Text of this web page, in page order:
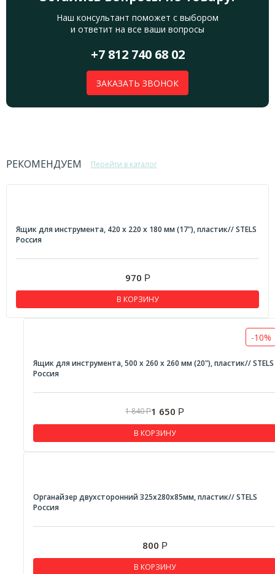
Наш консультант поможет с выбором
и ответит на все ваши вопросы
+7 812 740 68 02
ЗАКАЗАТЬ ЗВОНОК
РЕКОМЕНДУЕМ Перейти в каталог
Ящик для инструмента, 420 х 220 х 180 мм (17"), пластик// STELS
Россия
970 Р
В КОРЗИНУ
-10%
Ящик для инструмента, 500 х 260 х 260 мм (20"), пластик// STELS
Россия
1 840Р1 650 Р
В КОРЗИНУ
Органайзер двухсторонний 325х280х85мм, пластик// STELS
Россия
800 Р
В КОРЗИНУ